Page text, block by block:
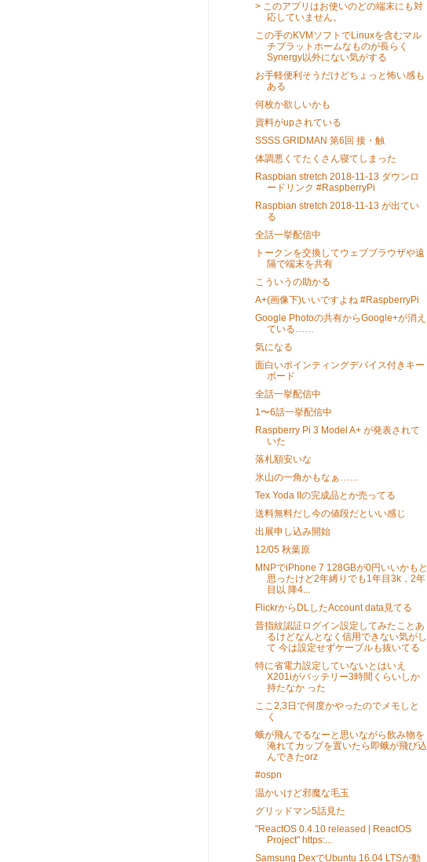
> このアプリはお使いのどの端末にも対
応していません。
この手のKVMソフトでLinuxを含むマル
チプラットホームなものが長らく
Synergy以外にない気がする
お手軽便利そうだけどちょっと怖い感も
ある
何枚か欲しいかも
資料がupされている
SSSS.GRIDMAN 第6回 接・触
体調悪くてたくさん寝てしまった
Raspbian stretch 2018-11-13 ダウンロ
ードリンク #RaspberryPi
Raspbian stretch 2018-11-13 が出てい
る
全話一挙配信中
トークンを交換してウェブブラウザや遠
隔で端末を共有
こういうの助かる
A+(画像下)いいですよね #RaspberryPi
Google Photoの共有からGoogle+が消え
ている……
気になる
面白いポインティングデバイス付きキー
ボード
全話一挙配信中
1〜6話一挙配信中
Raspberry Pi 3 Model A+ が発表されて
いた
落札額安いな
氷山の一角かもなぁ……
Tex Yoda IIの完成品とか売ってる
送料無料だし今の値段だといい感じ
出展申し込み開始
12/05 秋葉原
MNPでiPhone 7 128GBが0円いいかもと
思ったけど2年縛りでも1年目3k，2年
目以 降4...
FlickrからDLしたAccount data見てる
昔指紋認証ログイン設定してみたことあ
るけどなんとなく信用できない気がし
て 今は設定せずケーブルも抜いてる
特に省電力設定していないとはいえ
X201iがバッテリー3時間くらいしか
持たなか った
ここ2,3日で何度かやったのでメモしと
く
蛾が飛んでるなーと思いながら飲み物を
淹れてカップを置いたら即蛾が飛び込
んできたorz
#ospn
温かいけど邪魔な毛玉
グリッドマン5話見た
"ReactOS 0.4.10 released | ReactOS
Project" https:...
Samsung DexでUbuntu 16.04 LTSが動